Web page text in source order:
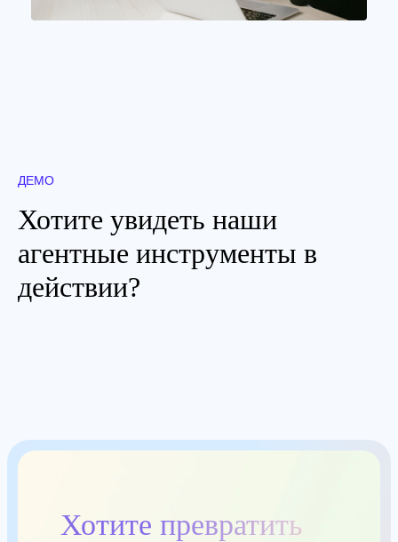
ДЕМО
Хотите увидеть наши
агентные инструменты в
действии?
Хотите превратить